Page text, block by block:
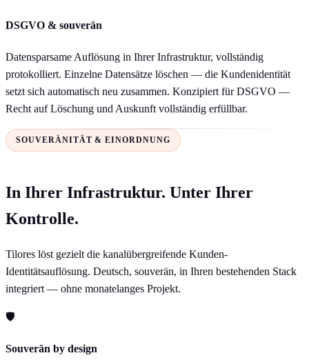
DSGVO & souverän
Datensparsame Auflösung in Ihrer Infrastruktur, vollständig
protokolliert. Einzelne Datensätze löschen — die Kundenidentität
setzt sich automatisch neu zusammen. Konzipiert für DSGVO —
Recht auf Löschung und Auskunft vollständig erfüllbar.
SOUVERÄNITÄT & EINORDNUNG
In Ihrer Infrastruktur. Unter Ihrer
Kontrolle.
Tilores löst gezielt die kanalübergreifende Kunden-
Identitätsauflösung. Deutsch, souverän, in Ihren bestehenden Stack
integriert — ohne monatelanges Projekt.
🛡
Souverän by design